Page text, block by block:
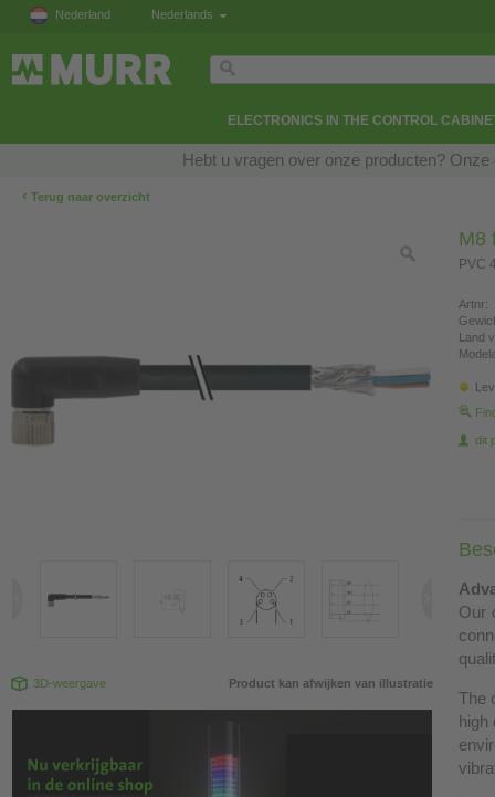
Nederland Nederlands
ELECTRONICS IN THE CONTROL
Hebt u vragen over onze producten?
‹ Terug naar overzicht
3D-weergave Product kan afwijken van illustratie
M8
PVC
Artnr:
Land
dit
Our
The
high